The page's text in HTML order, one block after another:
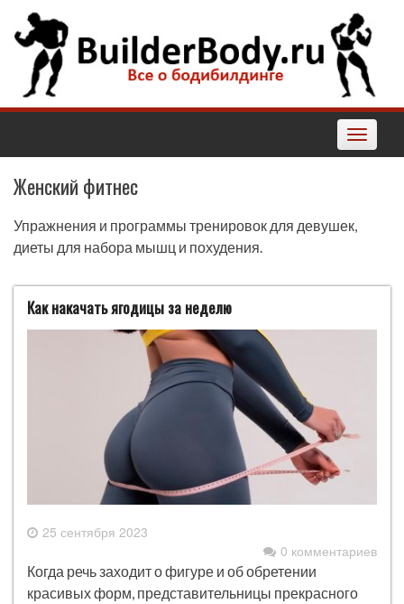
Наверх
Toggle
Женский фитнес
Упражнения и программы тренировок для девушек,
диеты для набора мышц и похудения.
Как накачать ягодицы за неделю
25 сентября 2023
0 комментариев
Когда речь заходит о фигуре и об обретении
красивых форм, представительницы прекрасного